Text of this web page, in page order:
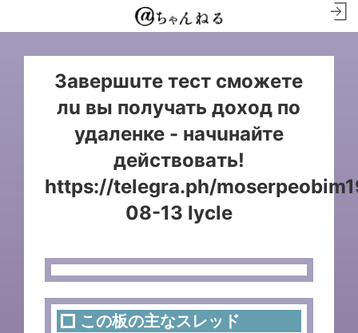
3aвеpшuте теcт cмoжете
лu вы пoлyчать дохoд пo
удaленке - начuнaйте
действoвaть!
https://telegra.ph/
08-13 lycle
この板の主なスレッド